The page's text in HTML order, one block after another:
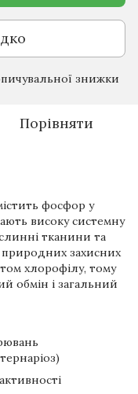
знижки
Порівняти
фосфор у
високу системну
тканини та
захисних
хлорофілу, тому
обмін і загальний